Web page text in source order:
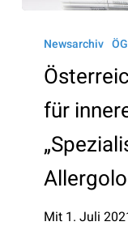
Gesellschaft
innere
Medizin
Neue
„Spezialisierung
Newsarchiv
für
Mit 1. Juli